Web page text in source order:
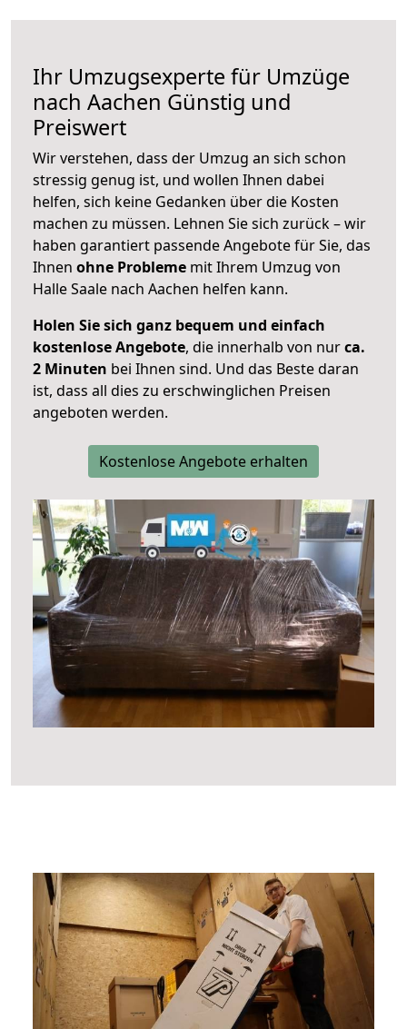
Ihr Umzugsexperte für Umzüge
nach Aachen Günstig und
Preiswert
Wir verstehen, dass der Umzug an sich schon
stressig genug ist, und wollen Ihnen dabei
helfen, sich keine Gedanken über die Kosten
machen zu müssen. Lehnen Sie sich zurück – wir
haben garantiert passende Angebote für Sie, das
Ihnen ohne Probleme mit Ihrem Umzug von
Halle Saale nach Aachen helfen kann.
Holen Sie sich ganz bequem und einfach
kostenlose Angebote, die innerhalb von nurca.
2 Minuten bei Ihnen sind. Und das Beste daran
ist, dass all dies zu erschwinglichen Preisen
angeboten werden.
Kostenlose Angebote erhalten